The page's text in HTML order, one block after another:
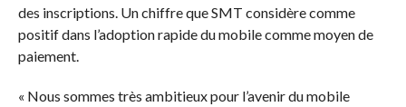
des inscriptions. Un chiffre que SMT considère comme
positif dans l’adoption rapide du mobile comme moyen de
paiement.
« Nous sommes très ambitieux pour l’avenir du mobile